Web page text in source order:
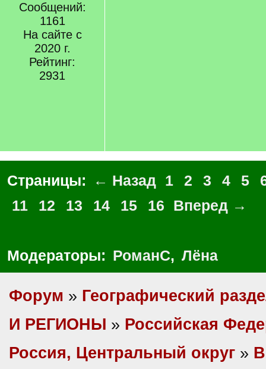
Сообщений:
1161
На сайте с
2020 г.
Рейтинг:
2931
Страницы: ← Назад 1 2 3 4 5
11
12 13 14 15 16 Вперед →
Модераторы: РоманС, Лёна
Форум » Географический
И РЕГИОНЫ » Российская
Россия, Центральный округ »